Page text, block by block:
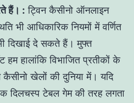
हैं। : ट्विन कैसीनो ऑनलाइन
भी आधिकारिक नियमों में वर्णित
दिखाई दे सकते हैं। मुफ्त
हम हालांकि विभाजित प्रतीकों के
खेलों की दुनिया में। यदि
दिलचस्प टेबल गेम की तरह लगता